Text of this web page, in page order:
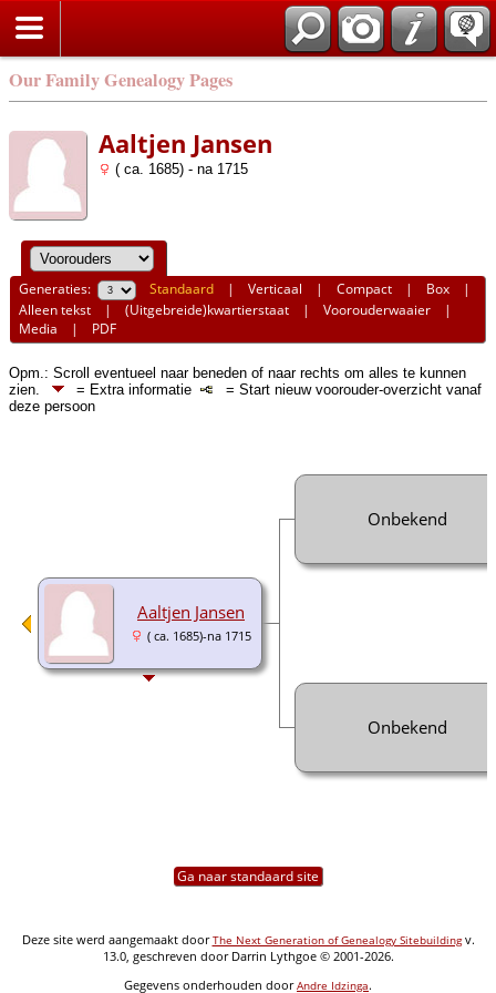
Our Family Genealogy Pages
Aaltjen Jansen
( ca. 1685) - na 1715
Generaties: Standaard |Verticaal |Compact | Box |
Alleen tekst |(Uitgebreide)kwartierstaat |Voorouderwaaier |
Media | PDF
Opm.: Scroll eventueel naar beneden of naar rechts om alles te kunnen
zien.
= Extra informatie
= Start nieuw voorouder-overzicht vanaf
deze persoon
Aaltjen Jansen
( ca. 1685)-na 1715
Onbekend
Onbekend
Ga naar standaard site
Deze site werd aangemaakt doorThe Next Generation of Genealogy Sitebuildingv.
13.0, geschreven door Darrin Lythgoe © 2001-2026.
Gegevens onderhouden doorAndre Idzinga.